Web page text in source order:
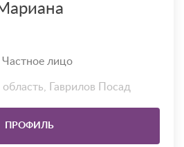
Частное лицо
область, Гаврилов Посад
ПРОФИЛЬ